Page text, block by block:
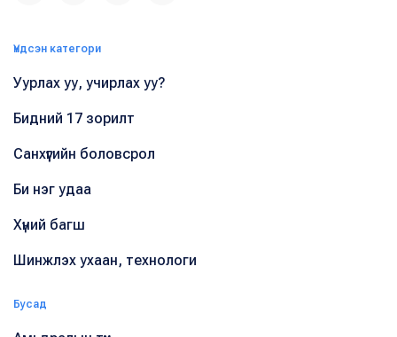
Үндсэн категори
Уурлах уу, учирлах уу?
Бидний 17 зорилт
Санхүүгийн боловсрол
Би нэг удаа
Хүний багш
Шинжлэх ухаан, технологи
Бусад